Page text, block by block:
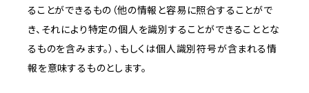
ることができるもの（他の情報と容易に照合することがで
き、それにより特定の個人を識別することができることとな
るものを含みます。）、もしくは個人識別符号が含まれる情
報を意味するものとします。